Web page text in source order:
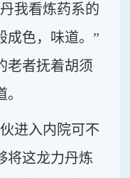
我看炼药系的
成色，味道。”
老者抚着胡须
进入内院可不
将这龙力丹炼